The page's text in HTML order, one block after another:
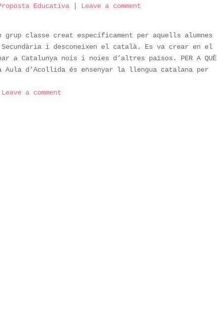
Educativa Leave a comment
grup classe creat específicament per aquells alumnes
Secundària i desconeixen el català. Es va crear en el
a Catalunya nois i noies d’altres països. PER A QUÈ
Aula d’Acollida és ensenyar la llengua catalana per
Leave a comment